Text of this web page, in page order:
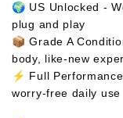
🌍 US Unlocked -
plug and play
📦 Grade A
body, like-new
⚡ Full
worry-free daily use